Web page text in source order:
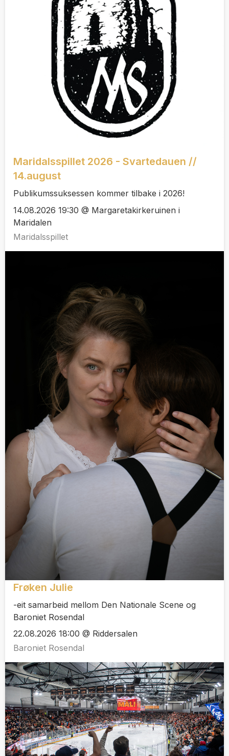
Maridalsspillet 2026 - Svartedauen //
14.august
Publikumssuksessen kommer tilbake i 2026!
14.08.2026 19:30 @ Margaretakirkeruinen i
Maridalen
Maridalsspillet
Frøken Julie
-eit samarbeid mellom Den Nationale Scene og
Baroniet Rosendal
22.08.2026 18:00 @ Riddersalen
Baroniet Rosendal